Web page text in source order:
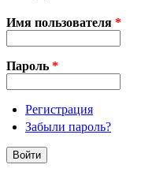
Имя пользователя *
Пароль *
Регистрация
Забыли пароль?